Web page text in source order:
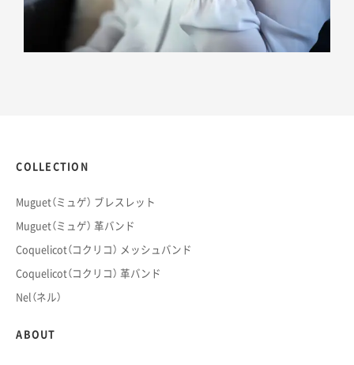
COLLECTION
Muguet（ミュゲ） ブレスレット
Muguet（ミュゲ） 革バンド
Coquelicot（コクリコ） メッシュバンド
Coquelicot（コクリコ） 革バンド
Nel（ネル）
ABOUT